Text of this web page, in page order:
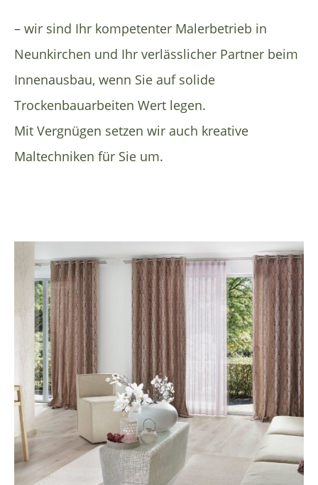
– wir sind Ihr kompetenter Malerbetrieb in
Neunkirchen und Ihr verlässlicher Partner beim
Innenausbau, wenn Sie auf solide
Trockenbauarbeiten Wert legen.
Mit Vergnügen setzen wir auch kreative
Maltechniken für Sie um.